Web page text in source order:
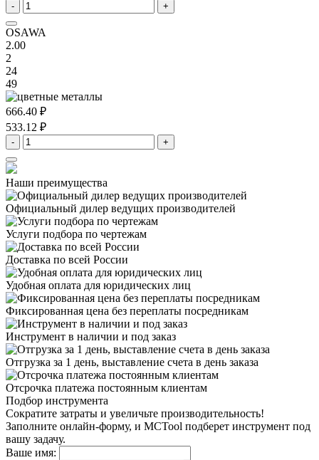
- +
OSAWA
2.00
2
24
49
666.40 ₽
533.12 ₽
- +
Наши преимущества
Официальный дилер ведущих производителей
Услуги подбора по чертежам
Доставка по всей России
Удобная оплата для юридических лиц
Фиксированная цена без переплаты посредникам
Инструмент в наличии и под заказ
Отгрузка за 1 день, выставление счета в день заказа
Отсрочка платежа постоянным клиентам
Подбор инструмента
Сократите затраты и увеличьте производительность!
Заполните онлайн-форму, и MCTool подберет инструмент под
вашу задачу.
Ваше имя: